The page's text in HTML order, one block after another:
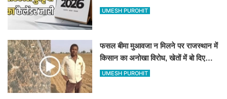
अवकाश, देखें
UMESH PUROHIT
फसल बीमा मुआवजा न मिलने पर राजस्थान में
किसान का अनोखा विरोध, खेतों में बो दिए
500-500 रुपए के नोट, वीडियो वायरल
UMESH PUROHIT